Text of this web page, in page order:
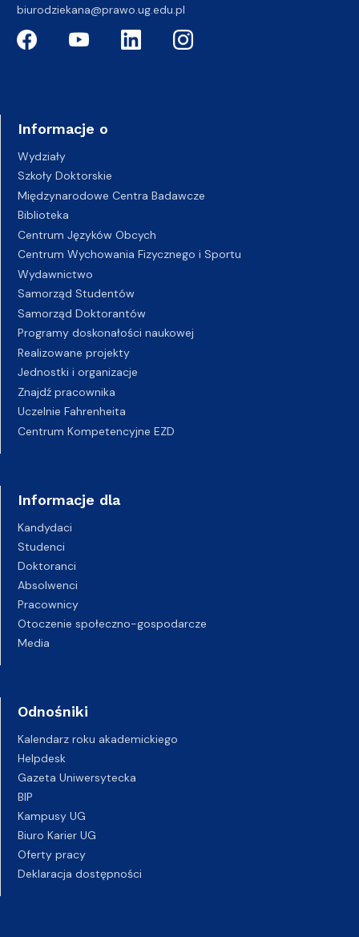
biurodziekana@prawo.ug.edu.pl
Informacje o
Wydziały
Szkoły Doktorskie
Międzynarodowe Centra Badawcze
Biblioteka
Centrum Języków Obcych
Centrum Wychowania Fizycznego i Sportu
Wydawnictwo
Samorząd Studentów
Samorząd Doktorantów
Programy doskonałości naukowej
Realizowane projekty
Jednostki i organizacje
Znajdź pracownika
Uczelnie Fahrenheita
Centrum Kompetencyjne EZD
Informacje dla
Kandydaci
Studenci
Doktoranci
Absolwenci
Pracownicy
Otoczenie społeczno-gospodarcze
Media
Odnośniki
Kalendarz roku akademickiego
Helpdesk
Gazeta Uniwersytecka
BIP
Kampusy UG
Biuro Karier UG
Oferty pracy
Deklaracja dostępności